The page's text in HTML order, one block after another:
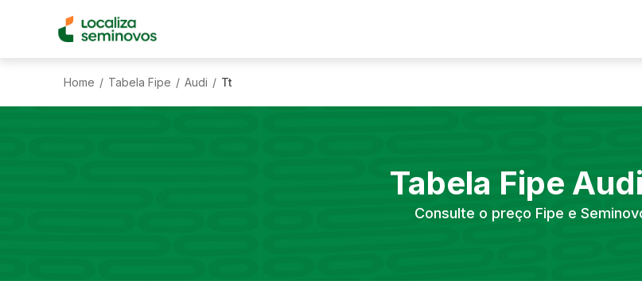
Home / Tabela Fipe / Audi / Tt
Tabela Fipe Audi
Consulte o preço Fipe e